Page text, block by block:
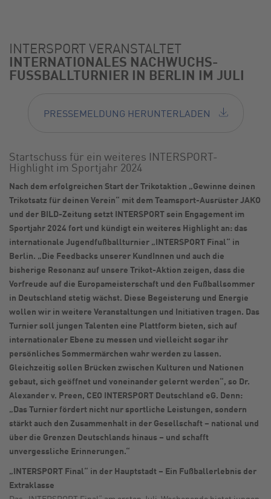
INTERSPORT VERANSTALTET
INTERNATIONALES NACHWUCHS-
FUSSBALLTURNIER IN BERLIN IM JULI
PRESSEMELDUNG HERUNTERLADEN
Startschuss für ein weiteres INTERSPORT-
Highlight im Sportjahr 2024
Nach dem erfolgreichen Start der Trikotaktion „Gewinne deinen
Trikotsatz für deinen Verein“ mit dem Teamsport-Ausrüster JAKO
und der BILD-Zeitung setzt INTERSPORT sein Engagement im
Sportjahr 2024 fort und kündigt ein weiteres Highlight an: das
internationale Jugendfußballturnier „INTERSPORT Final“ in
Berlin. „Die Feedbacks unserer KundInnen und auch die
bisherige Resonanz auf unsere Trikot-Aktion zeigen, dass die
Vorfreude auf die Europameisterschaft und den Fußballsommer
in Deutschland stetig wächst. Diese Begeisterung und Energie
wollen wir in weitere Veranstaltungen und Initiativen tragen. Das
Turnier soll jungen Talenten eine Plattform bieten, sich auf
internationaler Ebene zu messen und vielleicht sogar ihr
persönliches Sommermärchen wahr werden zu lassen.
Gleichzeitig sollen Brücken zwischen Kulturen und Nationen
gebaut, sich geöffnet und voneinander gelernt werden“, so Dr.
Alexander v. Preen, CEO INTERSPORT Deutschland eG. Denn:
„Das Turnier fördert nicht nur sportliche Leistungen, sondern
stärkt auch den Zusammenhalt in der Gesellschaft – national und
über die Grenzen Deutschlands hinaus – und schafft
unvergessliche Erinnerungen.“
„INTERSPORT Final“ in der Hauptstadt – Ein Fußballerlebnis der
Extraklasse